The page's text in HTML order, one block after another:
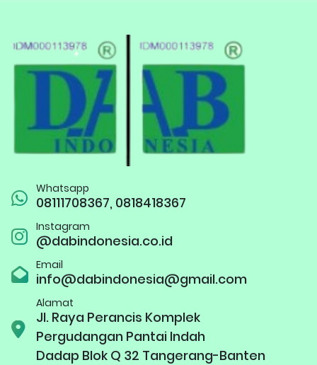
Whatsapp
08111708367, 0818418367
Instagram
@dabindonesia.co.id
Email
info@dabindonesia@gmail.com
Alamat
Jl. Raya Perancis Komplek
Pergudangan Pantai Indah
Dadap Blok Q 32 Tangerang-Banten